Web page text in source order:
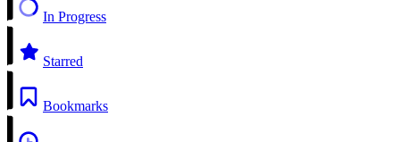
In Progress
Starred
Bookmarks